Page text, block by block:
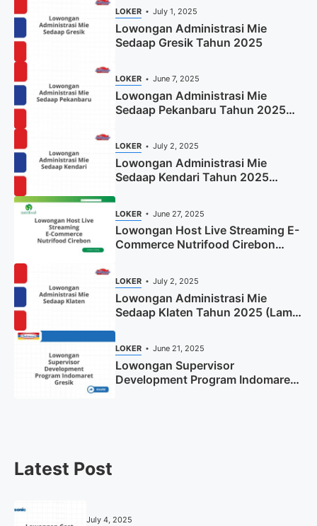
LOKER July 1, 2025
Lowongan Administrasi Mie
Sedaap Gresik Tahun 2025
LOKER June 7, 2025
Lowongan Administrasi Mie
Sedaap Pekanbaru Tahun 2025
LOKER July 2, 2025
Lowongan Administrasi Mie
Sedaap Kendari Tahun 2025
LOKER June 27, 2025
Lowongan Host Live Streaming E-
Commerce Nutrifood Cirebon
LOKER July 2, 2025
Lowongan Administrasi Mie
Sedaap Klaten Tahun 2025 (Lamar
LOKER June 21, 2025
Lowongan Supervisor
Development Program Indomaret
Latest Post
July 4, 2025